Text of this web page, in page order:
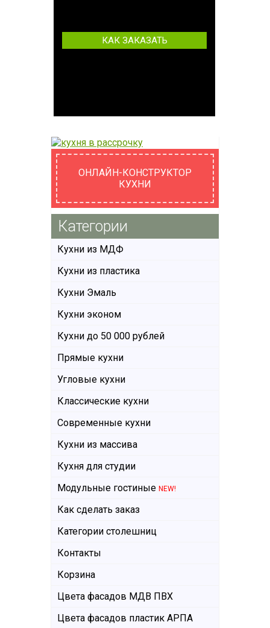
КАК ЗАКАЗАТЬ
ОНЛАЙН-КОНСТРУКТОР
КУХНИ
Категории
Кухни из МДФ
Кухни из пластика
Кухни Эмаль
Кухни эконом
Кухни до 50 000 рублей
Прямые кухни
Угловые кухни
Классические кухни
Современные кухни
Кухни из массива
Кухня для студии
Модульные гостиные NEW!
Как сделать заказ
Категории столешниц
Контакты
Корзина
Цвета фасадов МДВ ПВХ
Цвета фасадов пластик АРПА